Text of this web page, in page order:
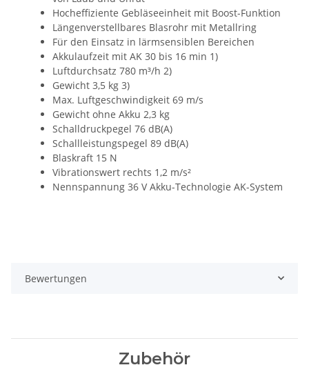
Hocheffiziente Gebläseeinheit mit Boost-Funktion
Längenverstellbares Blasrohr mit Metallring
Für den Einsatz in lärmsensiblen Bereichen
Akkulaufzeit mit AK 30 bis 16 min 1)
Luftdurchsatz 780 m³/h 2)
Gewicht 3,5 kg 3)
Max. Luftgeschwindigkeit 69 m/s
Gewicht ohne Akku 2,3 kg
Schalldruckpegel 76 dB(A)
Schallleistungspegel 89 dB(A)
Blaskraft 15 N
Vibrationswert rechts 1,2 m/s²
Nennspannung 36 V Akku-Technologie AK-System
Bewertungen
Zubehör